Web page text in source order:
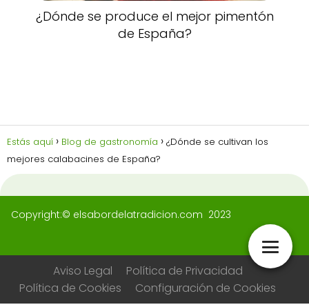
¿Dónde se produce el mejor pimentón
de España?
Estás aquí Blog de gastronomía
¿Dónde se cultivan los
mejores calabacines de España?
Copyright:© elsabordelatradicion.com 2023
Aviso Legal
Política de Privacidad
Política de Cookies
Configuración de Cookies